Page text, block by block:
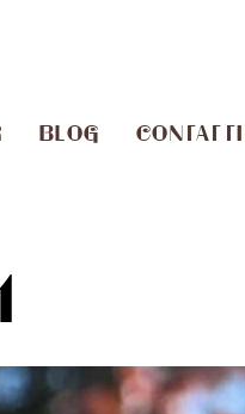
BLOG CONTATTI